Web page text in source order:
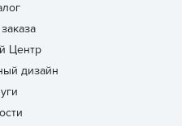
Центр
дизайн